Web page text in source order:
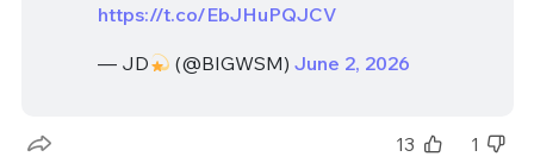
https://t.co/EbJHuPQJCV
— JD (@BIGWSM) June 2, 2026
13 1